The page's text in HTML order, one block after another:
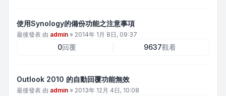
使用Synology的備份功能之注意事項
最後發表 由 admin » 2014年 1月 8日, 09:37
0回覆 9637觀看
Outlook 2010 的自動回覆功能無效
最後發表 由 admin » 2013年 12月 4日, 10:08